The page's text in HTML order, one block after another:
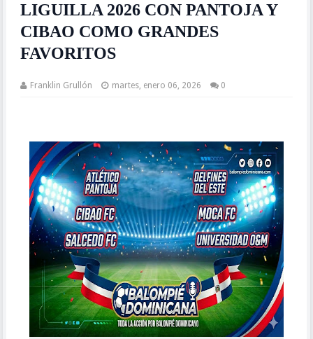
LIGUILLA 2026 CON PANTOJA Y
CIBAO COMO GRANDES
FAVORITOS
Franklin Grullón martes, enero 06, 2026 0